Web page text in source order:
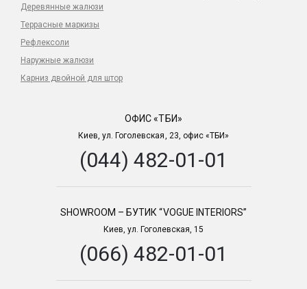
Деревянные жалюзи
Террасные маркизы
Рефлексоли
Наружные жалюзи
Карниз двойной для штор
ОФИС «ТБИ»
Киев, ул. Гоголевская, 23, офис «ТБИ»
(044) 482-01-01
SHOWROOM – БУТИК “VOGUE INTERIORS”
Киев, ул. Гоголевская, 15
(066) 482-01-01